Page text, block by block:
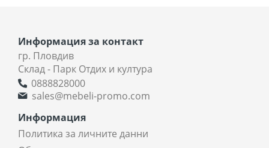
Информация за контакт
гр. Пловдив
Склад - Парк Отдих и култура
0888828000
sales@mebeli-promo.com
Информация
Политика за личните данни